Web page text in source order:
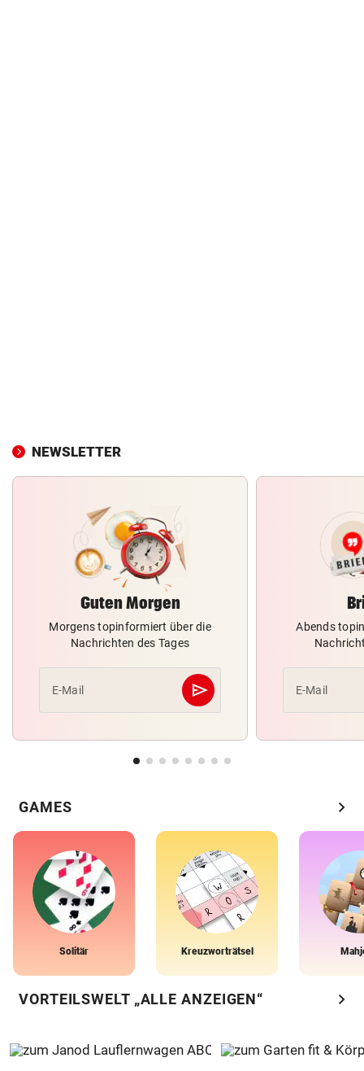
NEWSLETTER
Guten Morgen
Morgens topinformiert über die
Nachrichten des Tages
E-Mail send
Abschicken
Abends
E-Mail
GAMES chevron_right
Solitär Kreuzworträtsel
VORTEILSWELT „ALLE ANZEIGEN“ chevron_right